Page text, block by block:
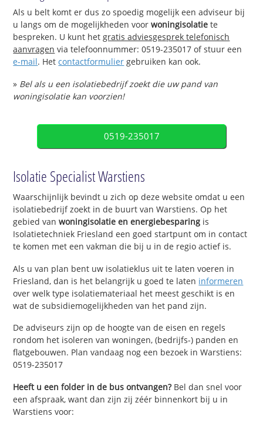
Als u belt komt er dus zo spoedig mogelijk een adviseur bij
u langs om de mogelijkheden voorwoningisolatie te
bespreken. U kunt hetgratis adviesgesprek telefonisch
aanvragen via telefoonnummer: 0519-235017 of stuur een
e-mail. Hetcontactformulier gebruiken kan ook.
» Bel als u een isolatiebedrijf zoekt die uw pand van
woningisolatie kan voorzien!
0519-235017
Isolatie Specialist Warstiens
Waarschijnlijk bevindt u zich op deze website omdat u een
isolatiebedrijf zoekt in de buurt van Warstiens. Op het
gebied vanwoningisolatie en energiebesparing is
Isolatietechniek Friesland een goed startpunt om in contact
te komen met een vakman die bij u in de regio actief is.
Als u van plan bent uw isolatieklus uit te laten voeren in
Friesland, dan is het belangrijk u goed te laten informeren
over welk type isolatiemateriaal het meest geschikt is en
wat de subsidiemogelijkheden van het pand zijn.
De adviseurs zijn op de hoogte van de eisen en regels
rondom het isoleren van woningen, (bedrijfs-) panden en
flatgebouwen. Plan vandaag nog een bezoek in Warstiens:
0519-235017
Heeft u een folder in de bus ontvangen?Bel dan snel voor
een afspraak, want dan zijn zij zéér binnenkort bij u in
Warstiens voor: